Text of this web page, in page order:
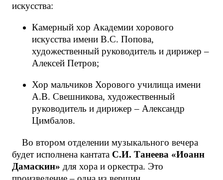
искусства:
Камерный хор Академии хорового
искусства имени В.С. Попова,
художественный руководитель и дирижер –
Алексей Петров;
Хор мальчиков Хорового училища имени
А.В. Свешникова, художественный
руководитель и дирижер – Александр
Цимбалов.
Во втором отделении музыкального вечера
будет исполнена кантата С.И. Танеева «Иоанн
Дамаскин» для хора и оркестра. Это